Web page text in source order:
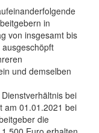
in
von insgesamt bis
und demselben
bei
am 01.01.2021 bei
die